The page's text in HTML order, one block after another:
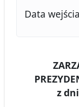
Data
z